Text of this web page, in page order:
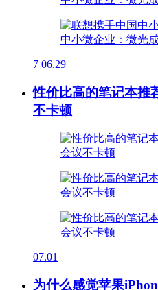
7 06.29
性价比高的笔记本推
不卡顿
07.01
为什么感觉苹果